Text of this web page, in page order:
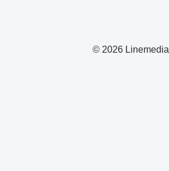
© 2026 Linemedia